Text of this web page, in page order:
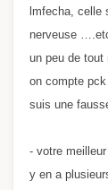
lmfecha, celle
nerveuse
un peu de tout
on compte
suis une
- votre
y en a